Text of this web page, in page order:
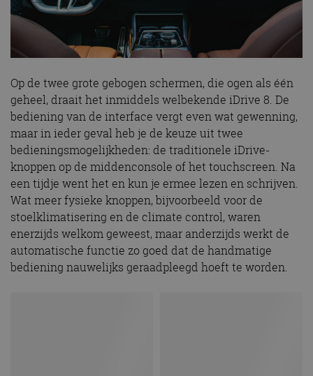
Op de twee grote gebogen schermen, die ogen als één
geheel, draait het inmiddels welbekende iDrive 8. De
bediening van de interface vergt even wat gewenning,
maar in ieder geval heb je de keuze uit twee
bedieningsmogelijkheden: de traditionele iDrive-
knoppen op de middenconsole of het touchscreen. Na
een tijdje went het en kun je ermee lezen en schrijven.
Wat meer fysieke knoppen, bijvoorbeeld voor de
stoelklimatisering en de climate control, waren
enerzijds welkom geweest, maar anderzijds werkt de
automatische functie zo goed dat de handmatige
bediening nauwelijks geraadpleegd hoeft te worden.